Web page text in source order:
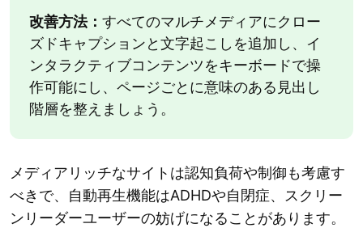
改善方法： すべてのマルチメディアにクロー
ズドキャプションと文字起こしを追加し、イ
ンタラクティブコンテンツをキーボードで操
作可能にし、ページごとに意味のある見出し
階層を整えましょう。
メディアリッチなサイトは認知負荷や制御も考慮す
べきで、自動再生機能はADHDや自閉症、スクリー
ンリーダーユーザーの妨げになることがあります。